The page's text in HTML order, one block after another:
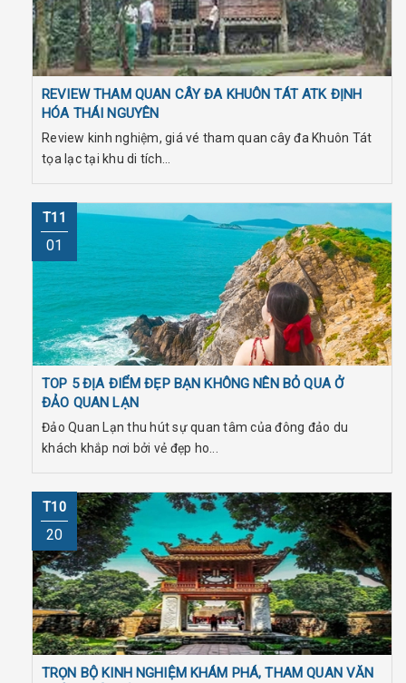
REVIEW THAM QUAN CÂY ĐA KHUÔN TÁT ATK ĐỊNH
HÓA THÁI NGUYÊN
Review kinh nghiệm, giá vé tham quan cây đa Khuôn Tát
tọa lạc tại khu di tích...
T11
01
TOP 5 ĐỊA ĐIỂM ĐẸP BẠN KHÔNG NÊN BỎ QUA Ở
ĐẢO QUAN LẠN
Đảo Quan Lạn thu hút sự quan tâm của đông đảo du
khách khắp nơi bởi vẻ đẹp ho...
T10
20
TRỌN BỘ KINH NGHIỆM KHÁM PHÁ, THAM QUAN VĂN